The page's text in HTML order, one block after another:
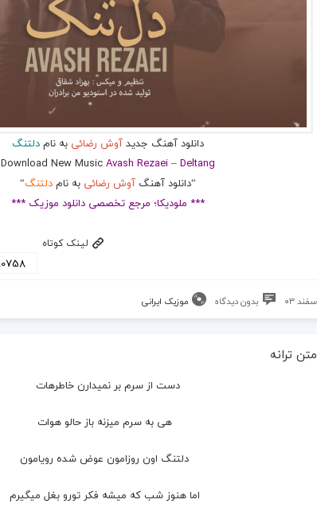
دانلود آهنگ جدیدآوش رضائی به نامدلتنگ
Download New MusicAvash Rezaei–Deltang
“دانلود آهنگ آوش رضائی به نامدلتنگ“
*** ملودیکا؛ مرجع تخصصی دانلود موزیک ***
لینک کوتاه
بدون دیدگاه موزیک ایرانی
متن ترانه
دست از سرم بر نمیدارن خاطرهات
  هی به سرم میزنه باز حالو هوات
  دلتنگ اون روزامون عوض شده رویامون
  اما هنوز شب که میشه فکر تورو بغل میگیرم